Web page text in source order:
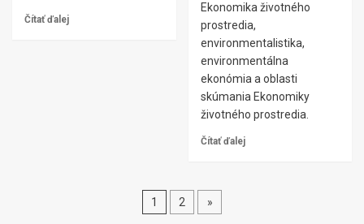
Čítať ďalej
Ekonomika životného
prostredia,
environmentalistika,
environmentálna
ekonómia a oblasti
skúmania Ekonomiky
životného prostredia.
Čítať ďalej
Stránkovanie
1 2 »